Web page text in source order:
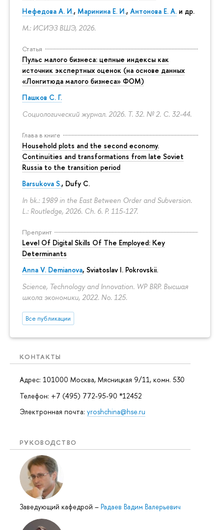
Нефедова А. И., Маринина Е. И., Антонова Е. А. и др.
М.: ИСИЭЗ ВШЭ, 2026.
Статья
Пульс малого бизнеса: цепные индексы как
источник экспертных оценок (на основе данных
«Лонгитюда малого бизнеса» ФОМ)
Пашков С. Г.
Социологический журнал. 2026. Т. 32. № 2. С. 32-44.
Глава в книге
Household plots and the second economy.
Continuities and transformations from late Soviet
Russia to the transition period
Barsukova S., Dufy C.
In bk.: 1989 in the East Between Order and Subversion.
L.: Routledge, 2026. Ch. 6. P. 115-127.
Препринт
Level Of Digital Skills Of The Employed: Key
Determinants
Anna V. Demianova, Sviatoslav I. Pokrovskii.
Science, Technology and Innovation. WP BRP. Высшая
школа экономики, 2022. No. 125.
Все публикации
КОНТАКТЫ
Адрес: 101000 Москва, Мясницкая 9/11, комн. 530
Телефон: +7 (495) 772-95-90 *12452
Электронная почта: yroshchina@hse.ru
РУКОВОДСТВО
Заведующий кафедрой – Радаев Вадим Валерьевич